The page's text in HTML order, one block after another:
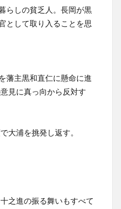
らしの貧乏人。長岡が黒
として取り入ることを思
藩主黒和直仁に懸命に進
見に真っ向から反対す
大浦を挑発し返す。
之進の振る舞いもすべて